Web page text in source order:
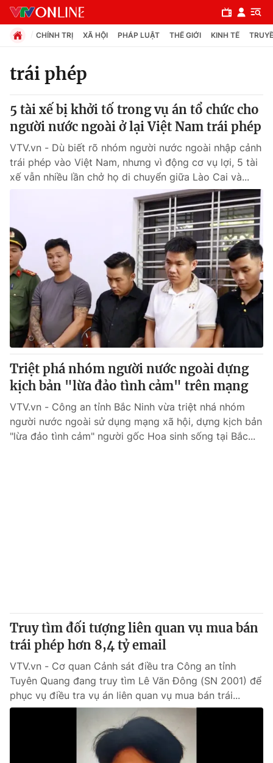
Chuyên mục
Chính trị
Xã hội
Y tế
Thế giới
Tin tức
Thế giới đó đây
Câu chuyện quốc tế
Kinh tế
Tài chính
Thị trường
Góc doanh nghiệp
Dữ liệu và đời sống
Truyền hình
Phim VTV
Hậu trường
Nhân vật
Giải trí
Điện ảnh
Đời sống
Chuyên mục khác
Emagazine Podcast
Photo Infographic
Shorts video
VTV Thể thao
CHÍNH TRỊ XÃ HỘI PHÁP LUẬT THẾ GIỚI KINH TẾ
trái phép
5 tài xế bị khởi tố trong vụ án tổ chức cho
người nước ngoài ở lại Việt Nam trái phép
VTV.vn - Dù biết rõ nhóm người nước ngoài nhập cảnh
trái phép vào Việt Nam, nhưng vì động cơ vụ lợi, 5 tài
xế vẫn nhiều lần chở họ di chuyển giữa Lào Cai và...
Triệt phá nhóm người nước ngoài dựng
kịch bản "lừa đảo tình cảm" trên mạng
VTV.vn - Công an tỉnh Bắc Ninh vừa triệt nhá nhóm
người nước ngoài sử dụng mạng xã hội, dựng kịch bản
"lừa đảo tình cảm" người gốc Hoa sinh sống tại Bắc...
Truy tìm đối tượng liên quan vụ mua bán
trái phép hơn 8,4 tỷ email
VTV.vn - Cơ quan Cảnh sát điều tra Công an tỉnh
Tuyên Quang đang truy tìm Lê Văn Đông (SN 2001) để
phục vụ điều tra vụ án liên quan vụ mua bán trái...